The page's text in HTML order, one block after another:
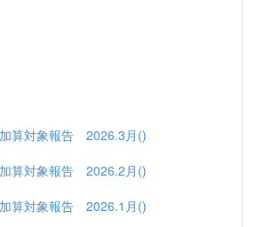
算対象報告 2026.3月()
算対象報告 2026.2月()
算対象報告 2026.1月()